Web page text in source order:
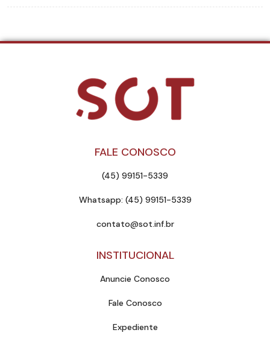
FALE CONOSCO
(45) 99151-5339
Whatsapp: (45) 99151-5339
contato@sot.inf.br
INSTITUCIONAL
Anuncie Conosco
Fale Conosco
Expediente